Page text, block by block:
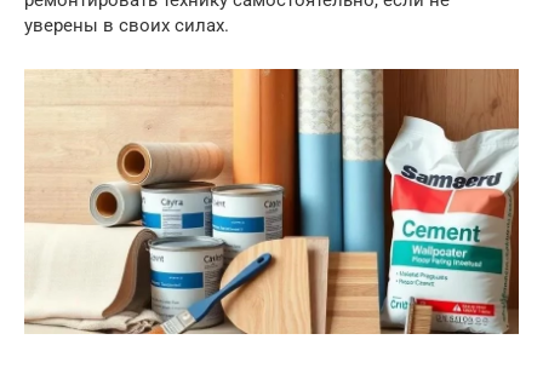
уверены в своих силах.